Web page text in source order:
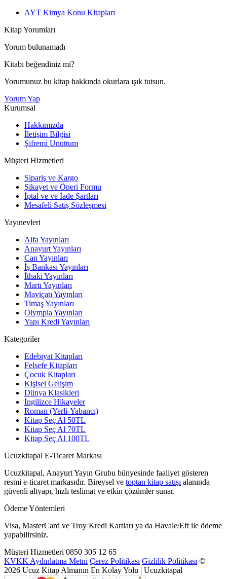
AYT Kimya Konu Kitapları
Kitap Yorumları
Yorum bulunamadı
Kitabı beğendiniz mi?
Yorumunuz bu kitap hakkında okurlara ışık tutsun.
Yorum Yap
Kurumsal
Hakkımızda
İletişim Bilgisi
Şifremi Unuttum
Müşteri Hizmetleri
Sipariş ve Kargo
Şikayet ve Öneri Formu
İptal ve ve İade Şartları
Mesafeli Satış Sözleşmesi
Yayınevleri
Alfa Yayınları
Anayurt Yayınları
Can Yayınları
İş Bankası Yayınları
İthaki Yayınları
Martı Yayınları
Maviçatı Yayınları
Timaş Yayınları
Olympia Yayınları
Yapı Kredi Yayınları
Kategoriler
Edebiyat Kitapları
Felsefe Kitapları
Çocuk Kitapları
Kişisel Gelişim
Dünya Klasikleri
İngilizce Hikayeler
Roman (Yerli-Yabancı)
Kitap Seç Al 50TL
Kitap Seç Al 70TL
Kitap Seç Al 100TL
Ucuzkitapal E-Ticaret Markası
Ucuzkitapal, Anayurt Yayın Grubu bünyesinde faaliyet gösteren
resmi e-ticaret markasıdır. Bireysel ve toptan kitap satışı alanında
güvenli altyapı, hızlı teslimat ve etkin çözümler sunar.
Ödeme Yöntemleri
Visa, MasterCard ve Troy Kredi Kartları ya da Havale/Eft ile ödeme
yapabilirsiniz.
Müşteri Hizmetleri 0850 305 12 65
KVKK Aydınlatma Metni Çerez Politikası Gizlilik Politikası ©
2026 Ucuz Kitap Almanın En Kolay Yolu | Ucuzkitapal